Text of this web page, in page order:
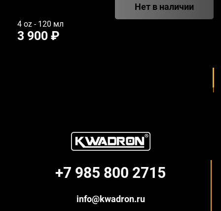
4 oz - 120 мл
3 900 ₽
Нет в наличии
+7 985 800 2715
info@kwadron.ru